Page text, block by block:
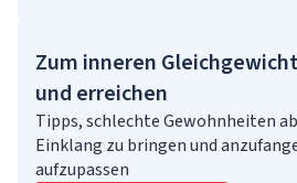
Zum inneren
und erreichen
Tipps, schlechte Gewohnheiten
Einklang zu bringen und
aufzupassen